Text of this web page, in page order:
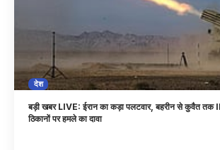
देश
बड़ी खबर LIVE: ईरान का कड़ा पलटवार, बहरीन से कुवैत तक
ठिकानों पर हमले का दावा